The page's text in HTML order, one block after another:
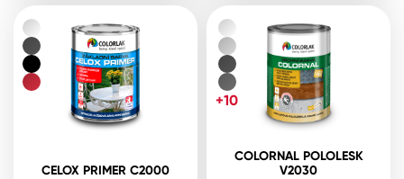
CELOX PRIMER C2000
COLORNAL POLOLESK
V2030
+10